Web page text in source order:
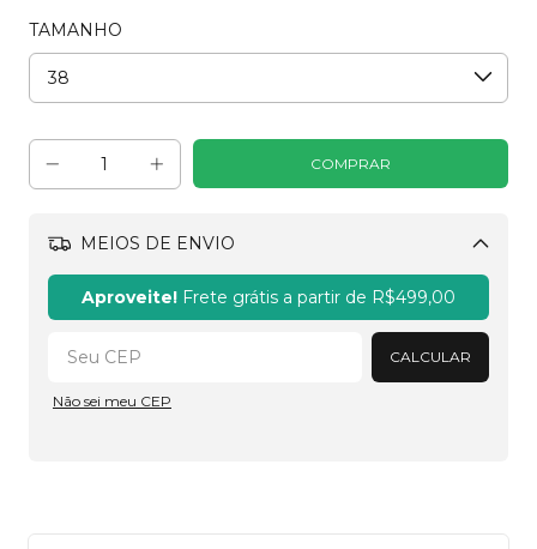
TAMANHO
MEIOS DE ENVIO
Alterar CEP
Aproveite! Frete grátis a partir de R$499,00
CALCULAR
Não sei meu CEP